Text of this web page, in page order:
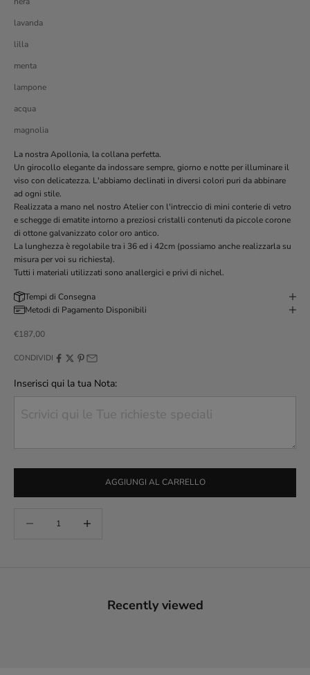
lavanda
lilla
menta
lampone
acqua
magnolia
La nostra Apollonia, la collana perfetta.
Un girocollo elegante da indossare sempre, giorno e notte per illuminare il
viso con delicatezza. L'abbiamo declinati in diversi colori puri da abbinare
ad ogni stile.
Realizzata a mano nel nostro Atelier con l'intreccio di mini conterie di vetro
e schegge di ematite intorno a preziosi cristalli contenuti da piccole corone
di ottone galvanizzato color oro antico.
La lunghezza è regolabile tra i 36 ed i 42cm (possiamo anche realizzarla su
misura per voi su richiesta).
Tutti i materiali utilizzati sono anallergici e privi di nichel.
Tempi di Consegna
Metodi di Pagamento Disponibili
Prezzo scontato
€187,00
CONDIVIDI
Inserisci qui la tua Nota:
AGGIUNGI AL CARRELLO
Recently viewed